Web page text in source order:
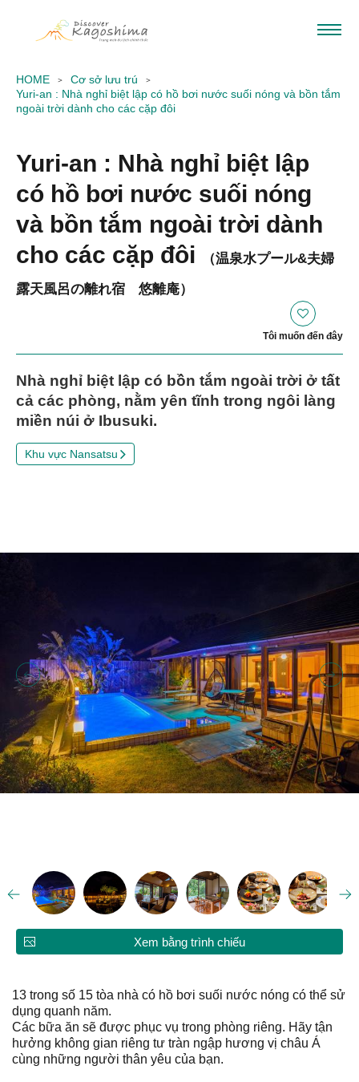
HOME
Cơ sở lưu trú
Yuri-an : Nhà nghỉ biệt lập có hồ bơi nước suối nóng và bồn tắm
ngoài trời dành cho các cặp đôi
Yuri-an : Nhà nghỉ biệt lập
có hồ bơi nước suối nóng
và bồn tắm ngoài trời dành
cho các cặp đôi
（温泉水プール&夫婦
露天風呂の離れ宿 悠離庵）
Tôi muốn đến đây
Nhà nghỉ biệt lập có bồn tắm ngoài trời ở tất
cả các phòng, nằm yên tĩnh trong ngôi làng
miền núi ở Ibusuki.
Khu vực Nansatsu
Xem bằng trình chiếu
13 trong số 15 tòa nhà có hồ bơi suối nước nóng có thể sử
dụng quanh năm.
Các bữa ăn sẽ được phục vụ trong phòng riêng. Hãy tận
hưởng không gian riêng tư tràn ngập hương vị châu Á
cùng những người thân yêu của bạn.